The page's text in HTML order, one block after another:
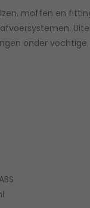
moffen en
onder